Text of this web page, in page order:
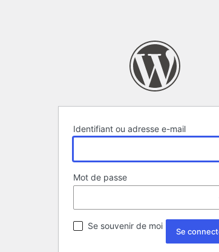
Identifiant ou adresse e-mail
Mot de passe
Se souvenir de moi